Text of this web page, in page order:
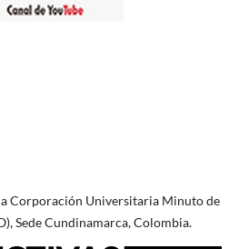
Corporación Universitaria Minuto de
Sede Cundinamarca, Colombia.